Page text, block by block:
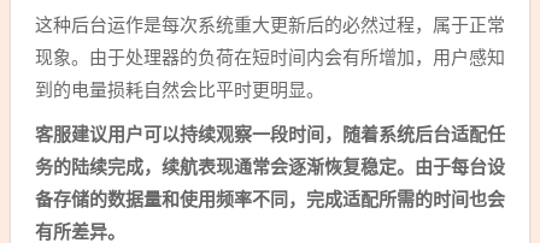
这种后台运作是每次系统重大更新后的必然过程，属于正常
现象。由于处理器的负荷在短时间内会有所增加，用户感知
到的电量损耗自然会比平时更明显。
客服建议用户可以持续观察一段时间，随着系统后台适配任
务的陆续完成，续航表现通常会逐渐恢复稳定。由于每台设
备存储的数据量和使用频率不同，完成适配所需的时间也会
有所差异。